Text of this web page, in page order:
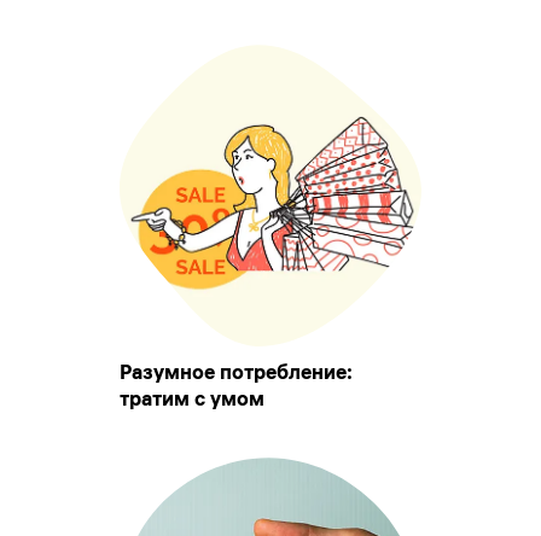
Разумное потребление:
тратим с умом